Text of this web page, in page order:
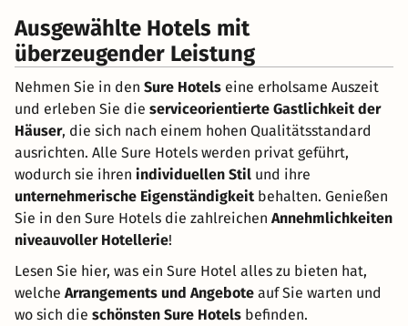
Ausgewählte Hotels mit
überzeugender Leistung
Nehmen Sie in den Sure Hotels eine erholsame Auszeit
und erleben Sie die serviceorientierte Gastlichkeit der
Häuser, die sich nach einem hohen Qualitätsstandard
ausrichten. Alle Sure Hotels werden privat geführt,
wodurch sie ihren individuellen Stil und ihre
unternehmerische Eigenständigkeitbehalten. Genießen
Sie in den Sure Hotels die zahlreichen Annehmlichkeiten
niveauvoller Hotellerie!
Lesen Sie hier, was ein Sure Hotel alles zu bieten hat,
welche Arrangements und Angebote auf Sie warten und
wo sich die schönsten Sure Hotels befinden.